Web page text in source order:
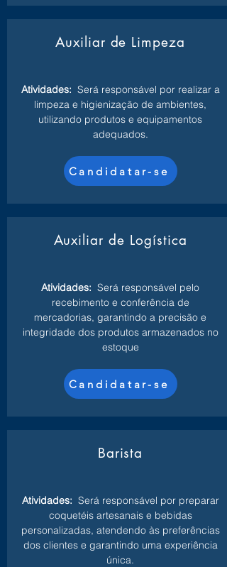
Auxiliar de Limpeza
Atividades: Será responsável por realizar a
limpeza e higienização de ambientes,
utilizando produtos e equipamentos
adequados.
Candidatar-se
Auxiliar de Logística
Atividades: Será responsável pelo
recebimento e conferência de
mercadorias, garantindo a precisão e
integridade dos produtos armazenados no
estoque
Candidatar-se
Barista
Atividades: Será responsável por preparar
coquetéis artesanais e bebidas
personalizadas, atendendo às preferências
dos clientes e garantindo uma experiência
única.